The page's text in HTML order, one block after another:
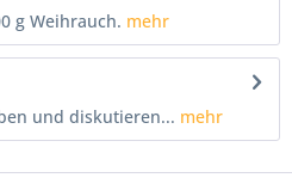
g Weihrauch. mehr
und diskutieren... mehr